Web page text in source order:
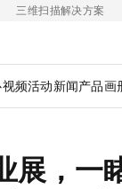
三维扫描解决方案
视频活动新闻产品画
展，一